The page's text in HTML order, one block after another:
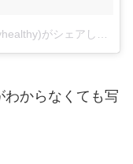
Lindsey Morse, RDN, LDさん(@happilyyhealthy)がシェアした投稿
わからなくても写